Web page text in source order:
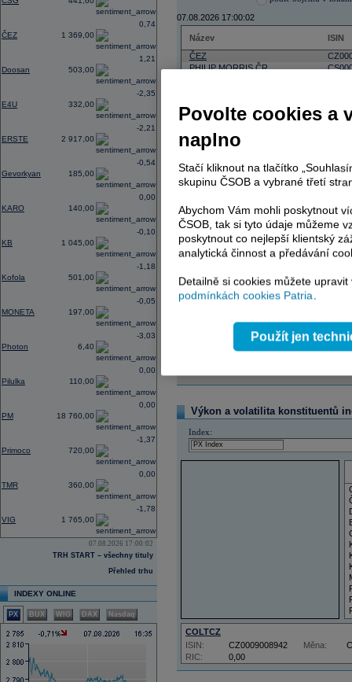
ČEZ 1 369,00
0,74
Doosan 503,00
1,21
E4U 332,00
-2,35
ERSTE 2 917,00
-2,21
Gevorkyan 185,00
-0,54
KARO 140,00
0,00
KB 1 045,00
-0,10
Kofola 501,00
-1,18
MONETA 197,00
-0,05
Photon 6,40
-3,03
Pilulka 110,00
0,00
PM 18 760,00
0,00
Primoco 720,00
-1,37
TMR 360,00
0,00
VIG 1 765,00
-1,78
07.08.2026 17:00:02
TRH START – všechny tituly
Přehled trhu
INDEXY ONLINE
PX BUX WIG DAX Nasdaq
07.08.2026 17:00:02
Název
ISIN
ČEZ
PHILIP MORRIS ČR
AD index - vývoj
Region
select
Odeslat
Výkon a volatilita konstituentů
Index:
COLTCZ
RIC: 0,00
ISIN: CZ0009008942 Měna:
Povolte cookies a
naplno
Stačí kliknout na tlačítko
skupinu ČSOB a vybrané třetí
Abychom Vám mohli poskytnout
ČSOB, tak si tyto údaje můžeme
poskytnout co nejlepší klientský
analytická činnost a předávání
Detailně si cookies můžete
podmínkách cookies Patria
Použít jen